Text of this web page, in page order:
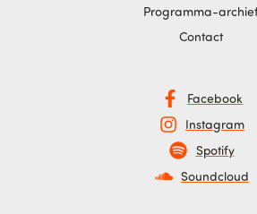
Programma-
Contact
Facebook
Instagram
Spotify
Soundcloud